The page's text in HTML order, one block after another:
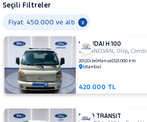
Tüm
Araçlar
AUDI
BMC
BMW
BYD
Seçili Filtreler
Fiyat: 450.000 ve altı x
HYUNDAI H 100
2,5 PANELVAN , 0Hp,
2012DizelManuel323.000 Km
İstanbul
420.000 TL
FORD TRANSIT